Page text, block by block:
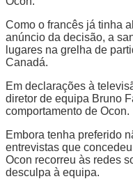
Como o francês já tinha
anúncio da decisão, a
lugares na grelha de
Canadá.
Em declarações à
diretor de equipa Bruno
comportamento de Ocon.
Embora tenha preferido
entrevistas que
Ocon recorreu às redes
desculpa à equipa.